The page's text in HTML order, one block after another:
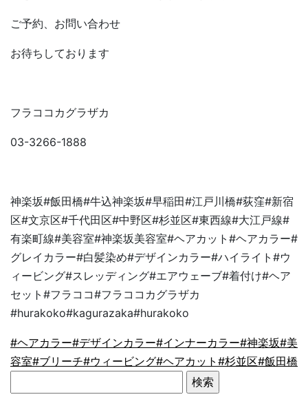
ご予約、お問い合わせ
お待ちしております
フラココカグラザカ
03-3266-1888
神楽坂#飯田橋#牛込神楽坂#早稲田#江戸川橋#荻窪#新宿
区#文京区#千代田区#中野区#杉並区#東西線#大江戸線#
有楽町線#美容室#神楽坂美容室#ヘアカット #ヘアカラー#
グレイカラー#白髪染め#デザインカラー#ハイライト #ウ
ィービング#スレッディング#エアウェーブ#着付け#ヘア
セット #フラココ#フラココカグラザカ
#hurakoko#kagurazaka#hurakoko
#ヘアカラー#デザインカラー#インナーカラー#神楽坂#美
容室#ブリーチ#ウィービング#ヘアカット #杉並区#飯田橋
索: